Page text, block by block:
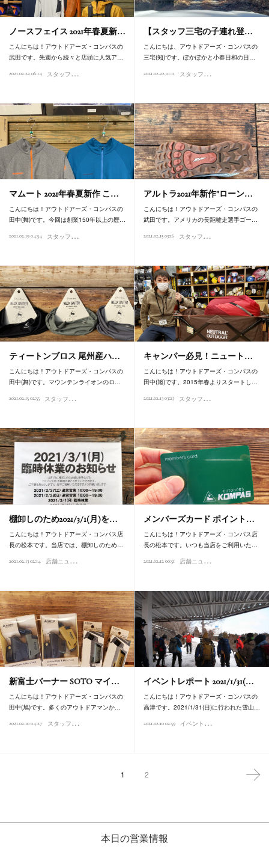
ノースフェイス 2021年春夏新…
こんにちは！アウトドアーズ・コンパスの
武田です。先週から続々と店頭に人気ア…
2021.02.22 06:14 ス
タッフオススメ商品
【スタッフ三宅の子連れ登…
こんにちは、アウトドアーズ・コンパスの
三宅(知)です。ぽかぽかと小春日和の日…
2021.02.22 01:11 ス
タッフ日記
マムート 2021年春夏新作 こ…
こんにちは！アウトドアーズ・コンパスの
田中(舞)です。今回は創業150年以上の歴…
2021.02.19 04:54 ス
タッフオススメ商品
アルトラ2021年新作"ローン…
こんにちは！アウトドアーズ・コンパスの
武田です。アメリカの長距離走選手ゴー…
2021.02.15 03:16 ス
タッフオススメ商品
ティートンブロス 尾州産ハ…
こんにちは！アウトドアーズ・コンパスの
田中(舞)です。マウンテンライオンのロ…
2021.02.15 02:55 ス
タッフオススメ商品
キャンパー必見！ニュート…
こんにちは！アウトドアーズ・コンパスの
田中(旭)です。2015年春よりスタートし…
2021.02.13 03:23 ス
タッフオススメ商品
棚卸しのため2021/3/1(月)を…
こんにちは！アウトドアーズ・コンパス店
長の松本です。当店では、棚卸しのため…
2021.02.13 02:14 店
舗ニュース
メンバーズカード ポイント…
こんにちは！アウトドアーズ・コンパス店
長の松本です。いつも当店をご利用いた…
2021.02.12 00:51 店
舗ニュース
新富士バーナー SOTO マイ…
こんにちは！アウトドアーズ・コンパスの
田中(旭)です。多くのアウトドアマンか…
2021.02.10 04:27 ス
タッフオススメ商品
イベントレポート 2021/1/31(…
こんにちは！アウトドアーズ・コンパスの
高津です。2021/1/31(日)に行われた雪山…
2021.02.10 02:59 イ
ベントレポート
1 2
本日の営業情報